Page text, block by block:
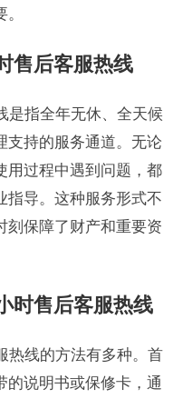
售后客服热线
是指全年无休、全天候
支持的服务通道。无论
用过程中遇到问题，都
指导。这种服务形式不
刻保障了财产和重要资
时售后客服热线
热线的方法有多种。首
的说明书或保修卡，通